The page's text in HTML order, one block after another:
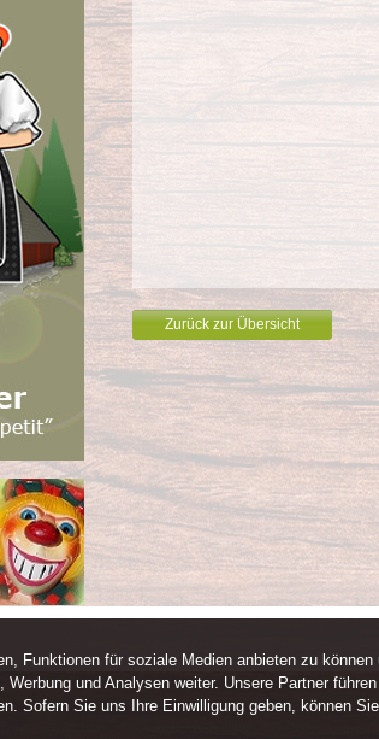
Zurück zur Übersicht
Funktionen für soziale Medien anbieten zu
und Analysen weiter. Unsere Partner
Sofern Sie uns Ihre Einwilligung geben, können